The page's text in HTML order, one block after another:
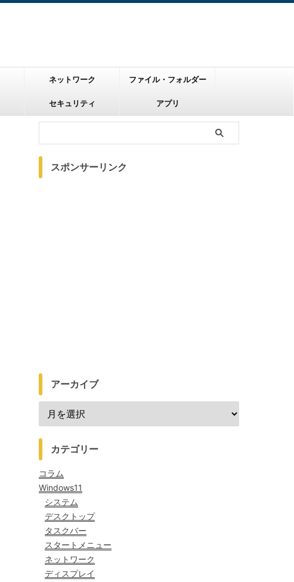
ネットワーク ファイル・フォルダー
セキュリティ アプリ
スポンサーリンク
アーカイブ
カテゴリー
コラム
Windows11
システム
デスクトップ
タスクバー
スタートメニュー
ネットワーク
ディスプレイ